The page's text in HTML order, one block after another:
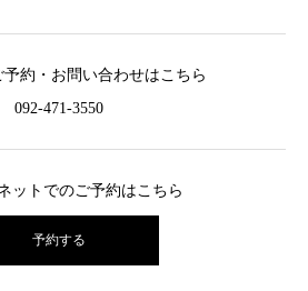
約・お問い合わせはこちら
092-471-3550
ットでのご予約はこちら
予約する